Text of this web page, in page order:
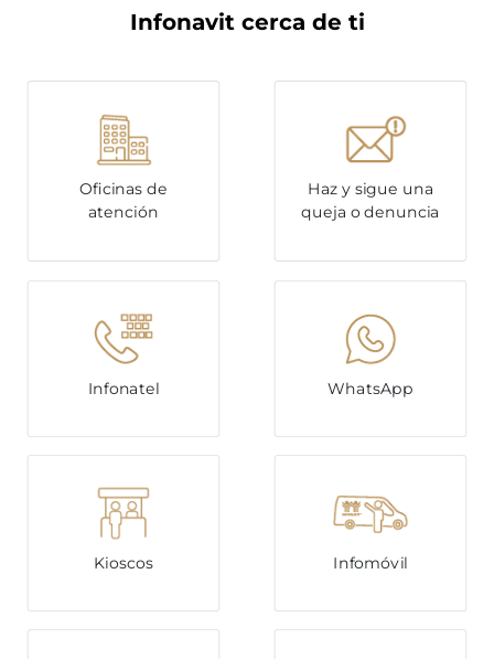
Infonavit cerca de ti
Oficinas de
atención
Haz y sigue una
queja o denuncia
Infonatel WhatsApp
Kioscos Infomóvil